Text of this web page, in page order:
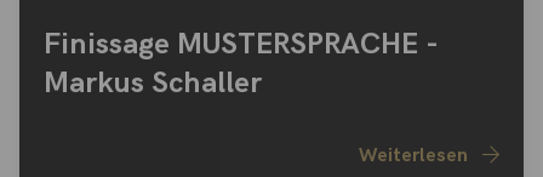
Finissage MUSTERSPRACHE -
Markus Schaller
Weiterlesen